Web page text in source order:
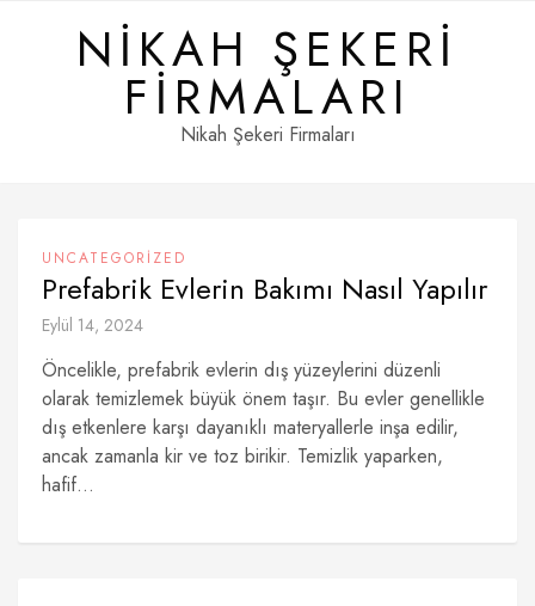
NIKAH ŞEKERI
FIRMALARI
Nikah Şekeri Firmaları
UNCATEGORIZED
Prefabrik Evlerin Bakımı Nasıl Yapılır
Eylül 14, 2024
Öncelikle, prefabrik evlerin dış yüzeylerini düzenli
olarak temizlemek büyük önem taşır. Bu evler genellikle
dış etkenlere karşı dayanıklı materyallerle inşa edilir,
ancak zamanla kir ve toz birikir. Temizlik yaparken,
hafif...